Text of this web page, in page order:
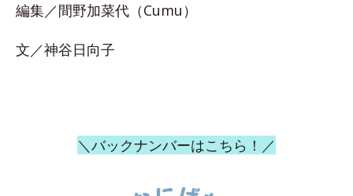
編集／間野加菜代（Cumu）
文／神谷日向子
＼バックナンバーはこちら！／